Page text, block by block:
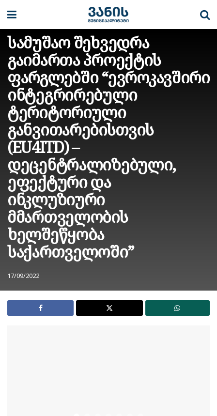
სამუშაო შეხვედრა
გაიმართა პროექტის
ფარგლებში “ევროკავშირი
ინტეგრირებული
ტერიტორიული
განვითარებისთვის
(EU4ITD) –
დეცენტრალიზებული,
ეფექტური და
ინკლუზიური
მმართველობის
ხელშეწყობა
საქართველოში”
17/09/2022